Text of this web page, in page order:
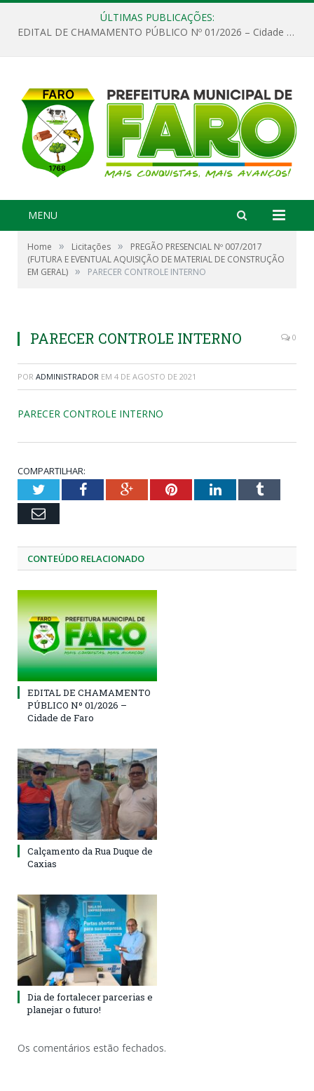
ÚLTIMAS PUBLICAÇÕES:
EDITAL DE CHAMAMENTO PÚBLICO Nº 01/2026 – Cidade de Faro
MENU
Home » Licitações »
PREGÃO PRESENCIAL Nº 007/2017
(FUTURA E EVENTUAL AQUISIÇÃO DE MATERIAL DE CONSTRUÇÃO
EM GERAL) » PARECER CONTROLE INTERNO
PARECER CONTROLE INTERNO 0
POR ADMINISTRADOR EM 4 DE AGOSTO DE 2021
PARECER CONTROLE INTERNO
COMPARTILHAR:
TwitterFacebookGoogle+PinterestLinkedInTumblr
Email
CONTEÚDO RELACIONADO
EDITAL DE CHAMAMENTO
PÚBLICO Nº 01/2026 –
Cidade de Faro
Calçamento da Rua Duque de
Caxias
Dia de fortalecer parcerias e
planejar o futuro!
Os comentários estão fechados.